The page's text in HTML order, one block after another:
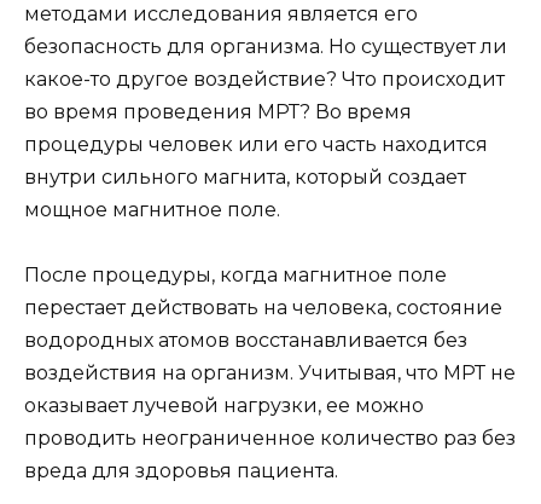
методами исследования является его
безопасность для организма. Но существует ли
какое-то другое воздействие? Что происходит
во время проведения МРТ? Во время
процедуры человек или его часть находится
внутри сильного магнита, который создает
мощное магнитное поле.
После процедуры, когда магнитное поле
перестает действовать на человека, состояние
водородных атомов восстанавливается без
воздействия на организм. Учитывая, что МРТ не
оказывает лучевой нагрузки, ее можно
проводить неограниченное количество раз без
вреда для здоровья пациента.